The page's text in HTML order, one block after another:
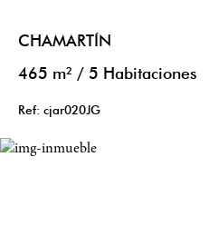
CHAMARTÍN
465 m² / 5 Habitaciones
Ref: cjar020JG